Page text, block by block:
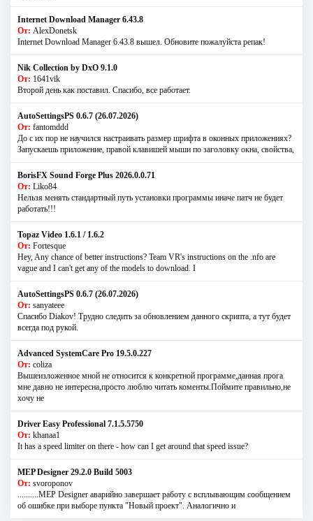
Internet Download Manager 6.43.8
От: AlexDonetsk
Internet Download Manager 6.43.8 вышел. Обновите пожалуйста репак!
Nik Collection by DxO 9.1.0
От: 1641vik
Второй день как поставил. Спасибо, все работает.
AutoSettingsPS 0.6.7 (26.07.2026)
От: fantomddd
До с их пор не научился настраивать размер шрифта в оконных приложениях?
Запускаешь приложение, правой клавишей мыши по заголовку окна, свойства,
BorisFX Sound Forge Plus 2026.0.0.71
От: Liko84
Нельзя менять стандартный путь установки программы иначе патч не будет
работать!!!
Topaz Video 1.6.1 / 1.6.2
От: Fortesque
Hey, Any chance of better instructions? Team VR's instructions on the .nfo are
vague and I can't get any of the models to download. I
AutoSettingsPS 0.6.7 (26.07.2026)
От: sanyateee
Спасибо Diakov! Трудно следить за обновлением данного скрипта, а тут будет
всегда под рукой.
Advanced SystemCare Pro 19.5.0.227
От: coliza
Вышеизложенное мной не относится к конкретной программе,данная прога
мне давно не интересна,просто люблю читать коменты.Поймите правильно,не
хочу не
Driver Easy Professional 7.1.5.5750
От: khanaa1
It has a speed limiter on there - how can I get around that speed issue?
MEP Designer 29.2.0 Build 5003
От: svoroponov
..........MEP Designer аварийно завершает работу с всплывающим сообщением
об ошибке при выборе пункта "Новый проект". Аналогично и